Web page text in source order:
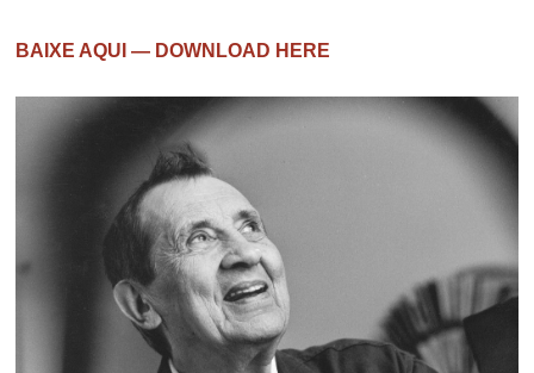
BAIXE AQUI — DOWNLOAD HERE